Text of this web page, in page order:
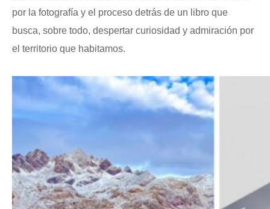
por la fotografía y el proceso detrás de un libro que
busca, sobre todo, despertar curiosidad y admiración por
el territorio que habitamos.